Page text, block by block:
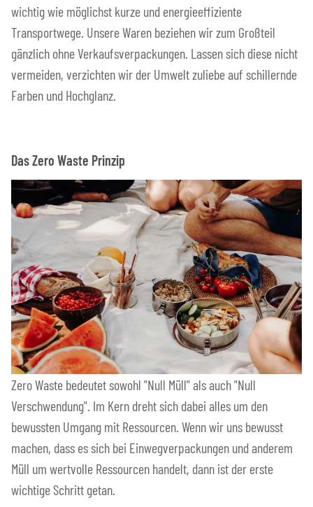
wichtig wie möglichst kurze und energieeffiziente
Transportwege. Unsere Waren beziehen wir zum Großteil
gänzlich ohne Verkaufsverpackungen. Lassen sich diese nicht
vermeiden, verzichten wir der Umwelt zuliebe auf schillernde
Farben und Hochglanz.
Das Zero Waste Prinzip
Zero Waste bedeutet sowohl "Null Müll" als auch "Null
Verschwendung". Im Kern dreht sich dabei alles um den
bewussten Umgang mit Ressourcen. Wenn wir uns bewusst
machen, dass es sich bei Einwegverpackungen und anderem
Müll um wertvolle Ressourcen handelt, dann ist der erste
wichtige Schritt getan.